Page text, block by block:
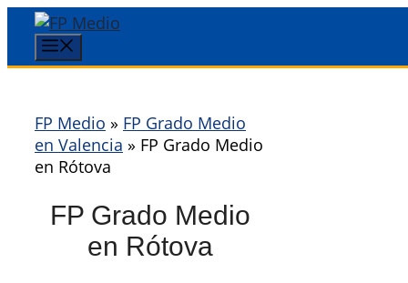
Saltar
contenido
FP Medio » FP Grado Medio
en Valencia » FP Grado Medio
en Rótova
FP Grado Medio
en Rótova